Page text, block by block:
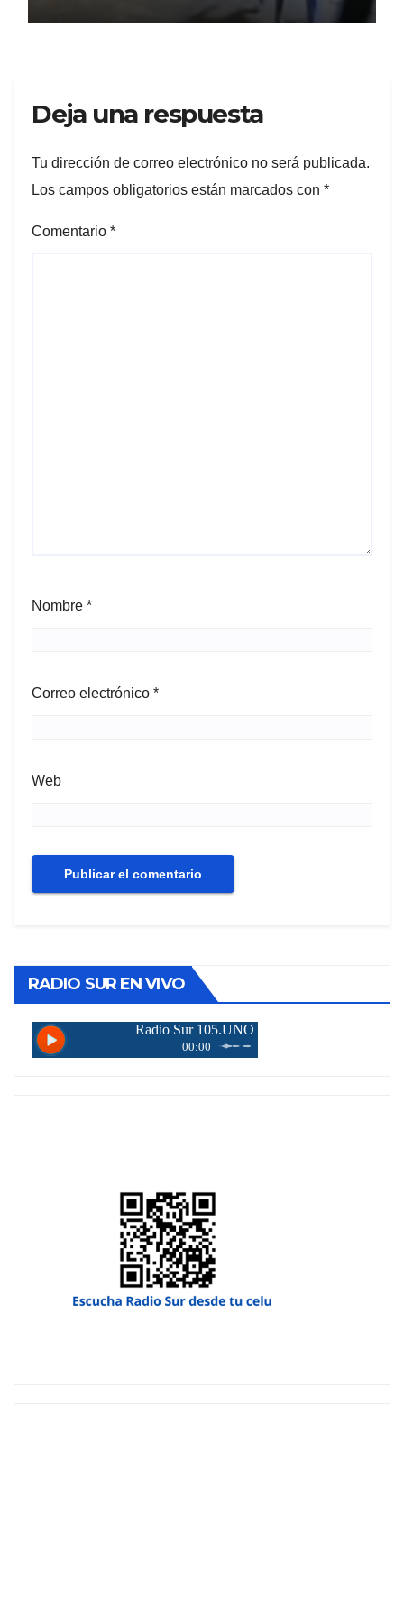
Deja una respuesta
Tu dirección de correo electrónico no será publicada.
Los campos obligatorios están marcados con *
Comentario *
Nombre *
Correo electrónico *
Web
RADIO SUR EN VIVO